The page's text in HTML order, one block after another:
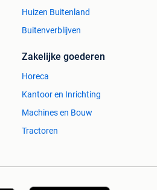
Huizen Buitenland
Buitenverblijven
Zakelijke goederen
Horeca
Kantoor en Inrichting
Machines en Bouw
Tractoren